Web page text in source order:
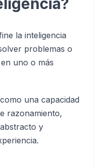
la inteligencia
problemas o
uno o más
una capacidad
razonamiento,
y